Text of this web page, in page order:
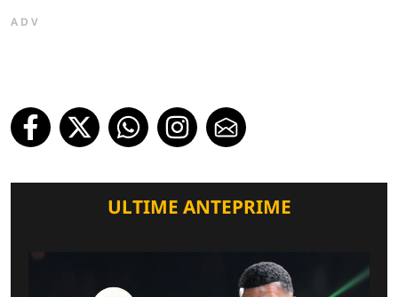
ADV
ULTIME ANTEPRIME